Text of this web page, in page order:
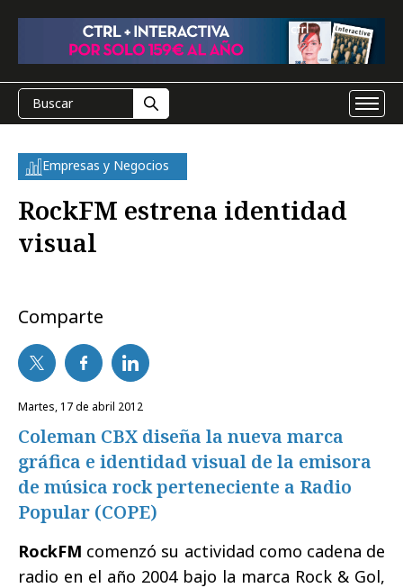
Empresas y Negocios
RockFM estrena identidad
visual
Comparte
martes, 17 de abril 2012
Coleman CBX diseña la nueva marca
gráfica e identidad visual de la emisora
de música rock perteneciente a Radio
Popular (COPE)
RockFM comenzó su actividad como cadena de
radio en el año 2004 bajo la marca Rock & Gol,